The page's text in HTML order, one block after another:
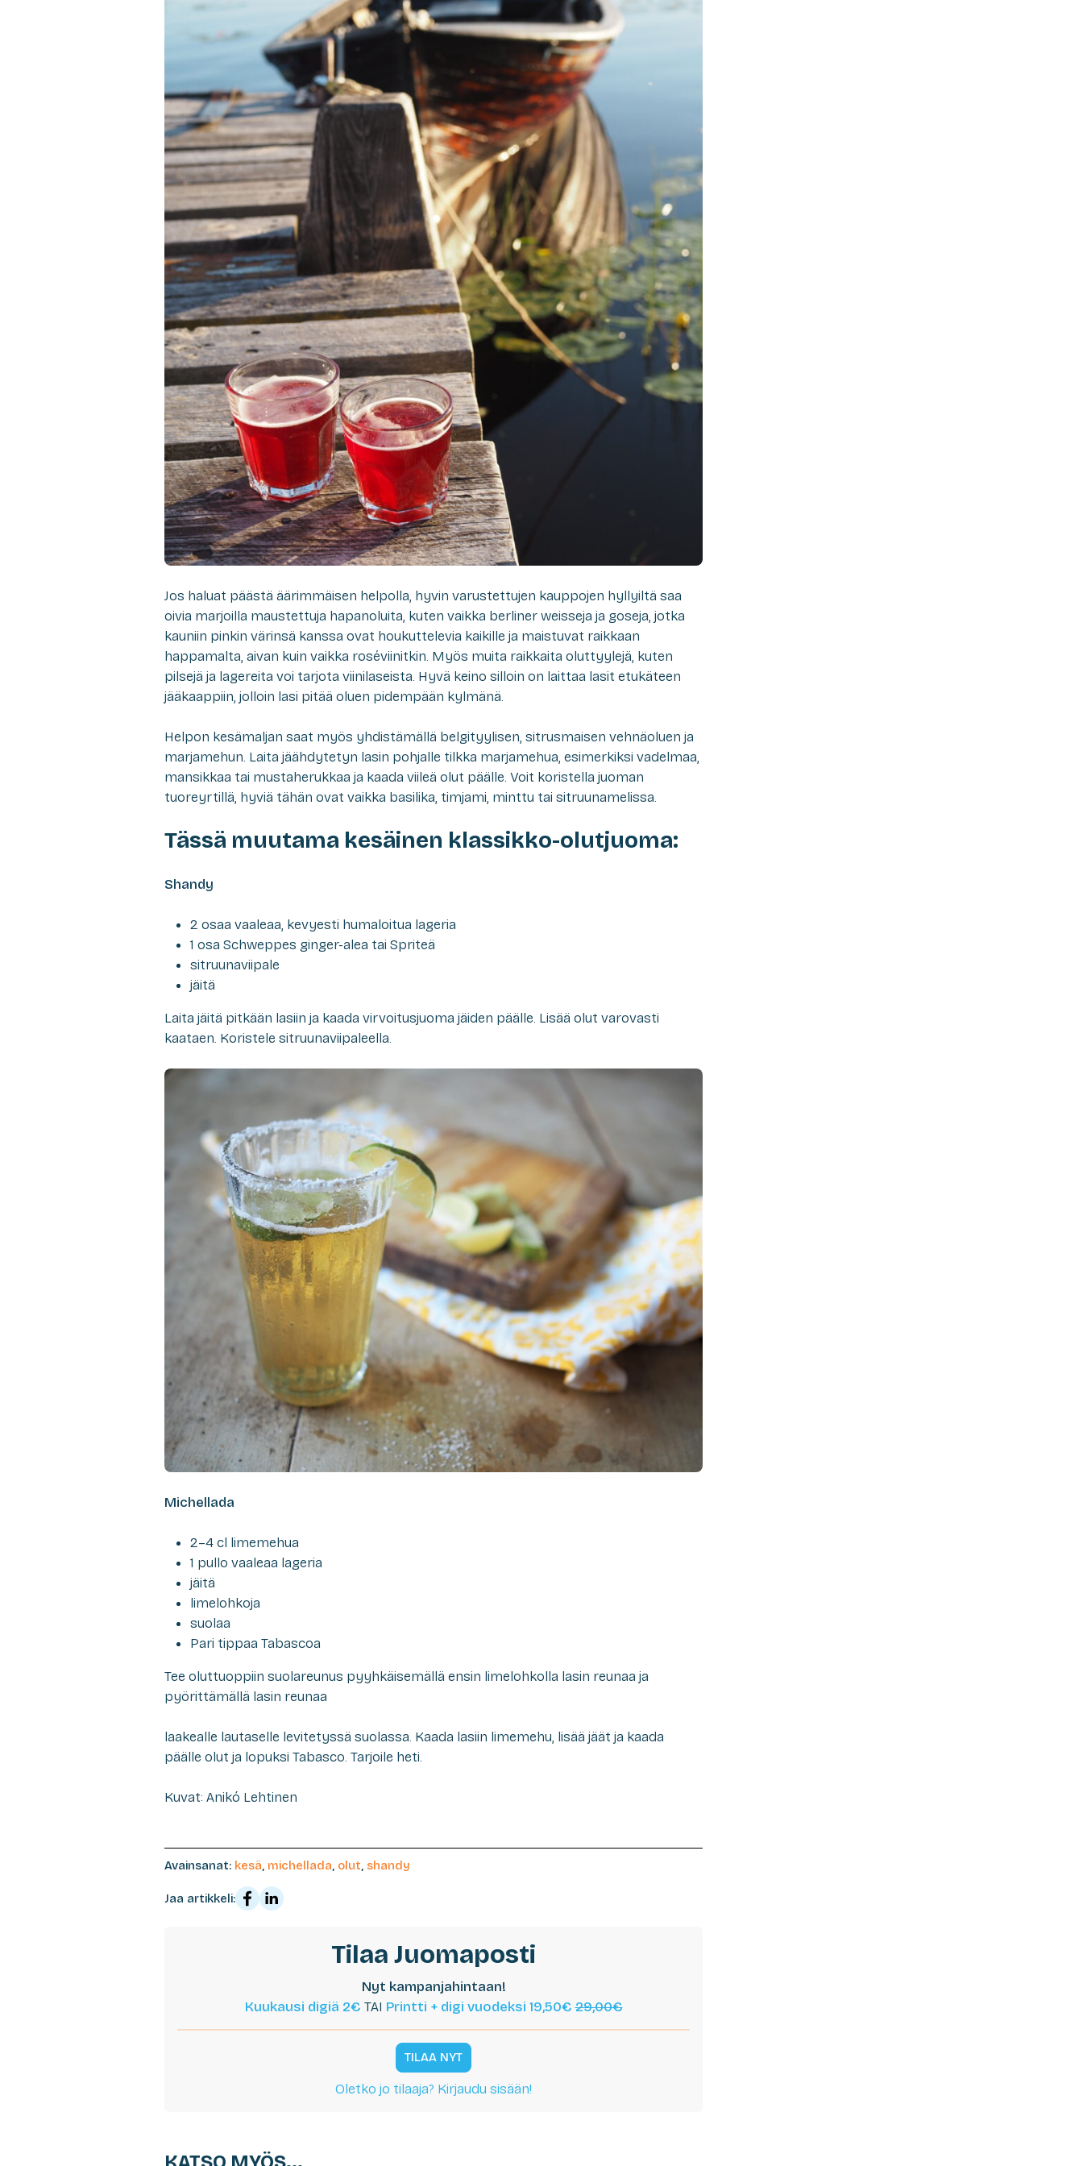
Jos haluat päästä äärimmäisen helpolla, hyvin varustettujen kauppojen hyllyiltä saa
oivia marjoilla maustettuja hapanoluita, kuten vaikka berliner weisseja ja goseja, jotka
kauniin pinkin värinsä kanssa ovat houkuttelevia kaikille ja maistuvat raikkaan
happamalta, aivan kuin vaikka roséviinitkin. Myös muita raikkaita oluttyylejä, kuten
pilsejä ja lagereita voi tarjota viinilaseista. Hyvä keino silloin on laittaa lasit etukäteen
jääkaappiin, jolloin lasi pitää oluen pidempään kylmänä.
Helpon kesämaljan saat myös yhdistämällä belgityylisen, sitrusmaisen vehnäoluen ja
marjamehun. Laita jäähdytetyn lasin pohjalle tilkka marjamehua, esimerkiksi vadelmaa,
mansikkaa tai mustaherukkaa ja kaada viileä olut päälle. Voit koristella juoman
tuoreyrtillä, hyviä tähän ovat vaikka basilika, timjami, minttu tai sitruunamelissa.
Tässä muutama kesäinen klassikko-olutjuoma:
Shandy
2 osaa vaaleaa, kevyesti humaloitua lageria
1 osa Schweppes ginger-alea tai Spriteä
sitruunaviipale
jäitä
Laita jäitä pitkään lasiin ja kaada virvoitusjuoma jäiden päälle. Lisää olut varovasti
kaataen. Koristele sitruunaviipaleella.
Michellada
2–4 cl limemehua
1 pullo vaaleaa lageria
jäitä
limelohkoja
suolaa
Pari tippaa Tabascoa
Tee oluttuoppiin suolareunus pyyhkäisemällä ensin limelohkolla lasin reunaa ja
pyörittämällä lasin reunaa
laakealle lautaselle levitetyssä suolassa. Kaada lasiin limemehu, lisää jäät ja kaada
päälle olut ja lopuksi Tabasco. Tarjoile heti.
Kuvat: Anikó Lehtinen
Avainsanat: kesä, michellada, olut, shandy
Jaa artikkeli:
Tilaa Juomaposti
Nyt kampanjahintaan!
Kuukausi digiä 2€ TAI Printti + digi vuodeksi 19,50€29,00€
TILAA NYT
Oletko jo tilaaja? Kirjaudu sisään!